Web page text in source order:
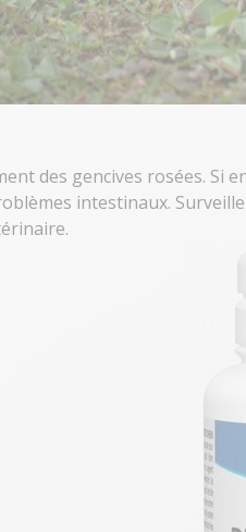
des gencives rosées. Si
intestinaux.